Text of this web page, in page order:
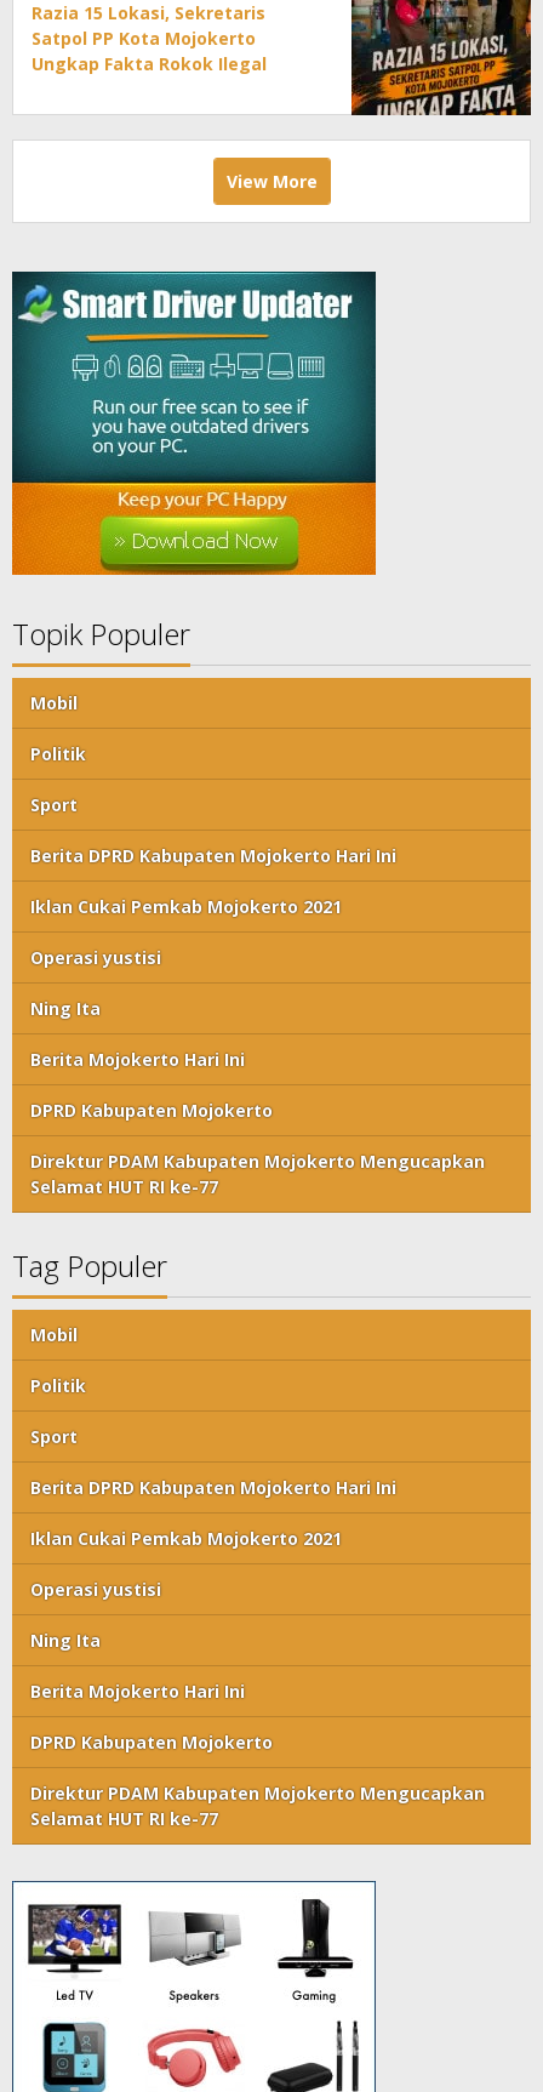
Razia 15 Lokasi, Sekretaris
Satpol PP Kota Mojokerto
Ungkap Fakta Rokok Ilegal
View More
Topik Populer
Mobil
Politik
Sport
Berita DPRD Kabupaten Mojokerto Hari Ini
Iklan Cukai Pemkab Mojokerto 2021
Operasi yustisi
Ning Ita
Berita Mojokerto Hari Ini
DPRD Kabupaten Mojokerto
Direktur PDAM Kabupaten Mojokerto Mengucapkan
Selamat HUT RI ke-77
Tag Populer
Mobil
Politik
Sport
Berita DPRD Kabupaten Mojokerto Hari Ini
Iklan Cukai Pemkab Mojokerto 2021
Operasi yustisi
Ning Ita
Berita Mojokerto Hari Ini
DPRD Kabupaten Mojokerto
Direktur PDAM Kabupaten Mojokerto Mengucapkan
Selamat HUT RI ke-77